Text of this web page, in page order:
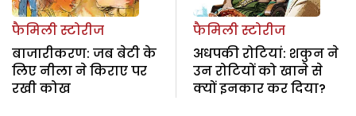
फैमिली स्टोरीज
बाजारीकरण: जब बेटी के
लिए नीला ने किराए पर
रखी कोख
फैमिली स्टोरीज
अधपकी रोटियां: शकुन ने
उन रोटियों को खाने से
क्यों इनकार कर दिया?